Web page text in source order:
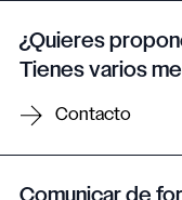
¿Quieres
Tienes varios
Contacto